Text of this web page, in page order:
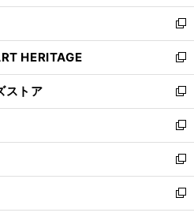
ウ
で
開
く
ン
ド
ウ
で
開
く
新
し
い
ウ
ィ
ン
ド
ウ
で
開
く
HERITAGE
新
し
い
ウ
ィ
ン
ド
ウ
で
開
ストア
新
し
い
ウ
ィ
ン
ド
ウ
新
し
い
ウ
ィ
ン
新
し
い
ウ
新
し